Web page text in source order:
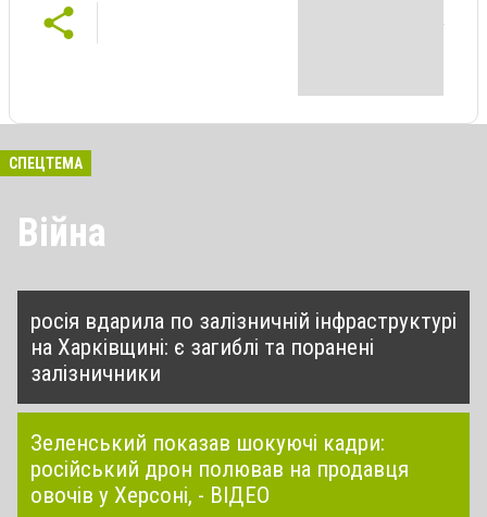
СПЕЦТЕМА
Війна
росія вдарила по залізничній інфраструктурі
на Харківщині: є загиблі та поранені
залізничники
Зеленський показав шокуючі кадри:
російський дрон полював на продавця
овочів у Херсоні, - ВІДЕО